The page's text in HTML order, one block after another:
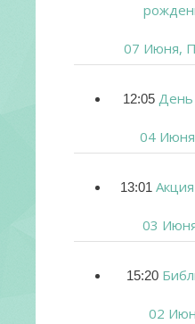
07 Июня,
12:05 День
04
13:01
03
15:20
02